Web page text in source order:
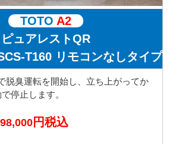
TOTO A2
ピュアレストQR
T160 リモコンなしタイプ
脱臭運転を開始し、立ち上がってか
停止します。
98,000 円税込